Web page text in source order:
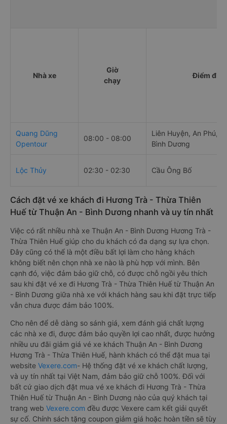
Nhà xe
Giờ
chạy
Điểm đi
Quang Dũng
Opentour
08:00 - 08:00
Liên Huyện, An Phú,
Bình Dương
Lộc Thủy 02:30 - 02:30 Cầu Ông Bố
Cách đặt vé xe khách đi Hương Trà - Thừa Thiên
Huế từ Thuận An - Bình Dương nhanh và uy tín nhất
Việc có rất nhiều nhà xe Thuận An - Bình Dương Hương Trà -
Thừa Thiên Huế giúp cho du khách có đa dạng sự lựa chọn.
Đây cũng có thể là một điều bất lợi làm cho hàng khách
không biết nên chọn nhà xe nào là phù hợp với mình. Bên
cạnh đó, việc đảm bảo giữ chỗ, có được chỗ ngồi yêu thích
sau khi đặt vé xe đi Hương Trà - Thừa Thiên Huế từ Thuận An
- Bình Dương giữa nhà xe với khách hàng sau khi đặt trực tiếp
vẫn chưa được đảm bảo 100%.
Cho nên để dễ dàng so sánh giá, xem đánh giá chất lượng
các nhà xe đi, được đảm bảo quyền lợi cao nhất, được hưởng
nhiều ưu đãi giảm giá vé xe khách Thuận An - Bình Dương
Hương Trà - Thừa Thiên Huế, hành khách có thể đặt mua tại
website Vexere.com- Hệ thống đặt vé xe khách chất lượng,
và uy tín nhất tại Việt Nam, đảm bảo giữ chỗ 100%. Đối với
bất cứ giao dịch đặt mua vé xe khách đi Hương Trà - Thừa
Thiên Huế từ Thuận An - Bình Dương nào của quý khách tại
trang web Vexere.com đều được Vexere cam kết giải quyết
sự cố. Chính sách tặng coupon giảm giá hoặc hoàn tiền sẽ tùy